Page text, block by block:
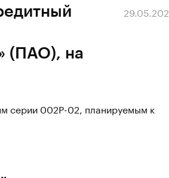
(ПАО), на
серии 002P-02, планируемым к